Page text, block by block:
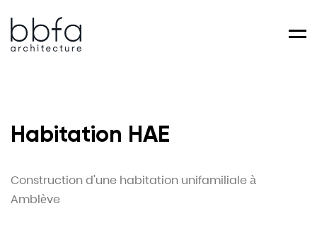
Habitation HAE
Construction d'une habitation unifamiliale à
Amblève